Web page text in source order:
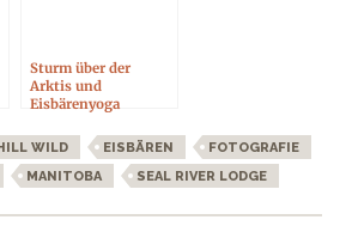
Sturm über der
Arktis und
Eisbärenyoga
WILD EISBÄREN
FOTOGRAFIE
MANITOBA SEAL RIVER LODGE